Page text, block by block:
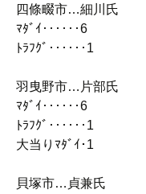
四條畷市…細川氏
ﾏﾀﾞｲ‥‥‥6
ﾄﾗﾌｸﾞ‥‥‥1
羽曳野市…片部氏
ﾏﾀﾞｲ‥‥‥6
ﾄﾗﾌｸﾞ‥‥‥1
大当りﾏﾀﾞｲ･1
貝塚市…貞兼氏